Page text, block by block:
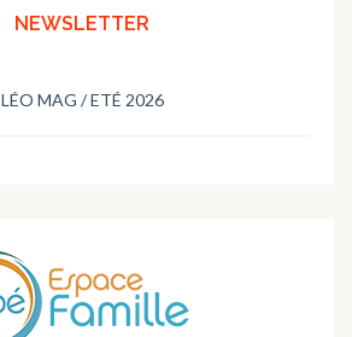
NEWSLETTER
LÉO MAG / ETÉ 2026